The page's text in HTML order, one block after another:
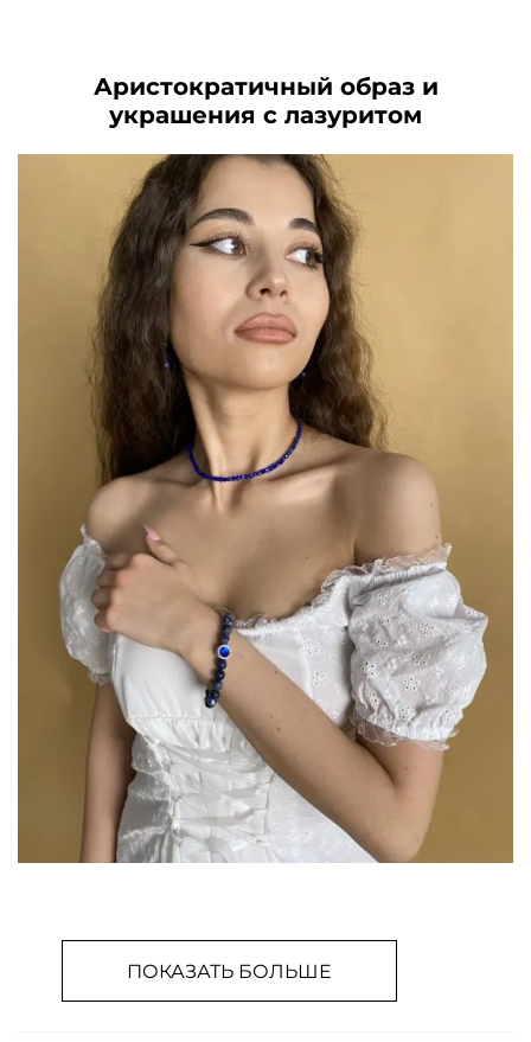
Аристократичный образ и
украшения с лазуритом
ПОКАЗАТЬ БОЛЬШЕ